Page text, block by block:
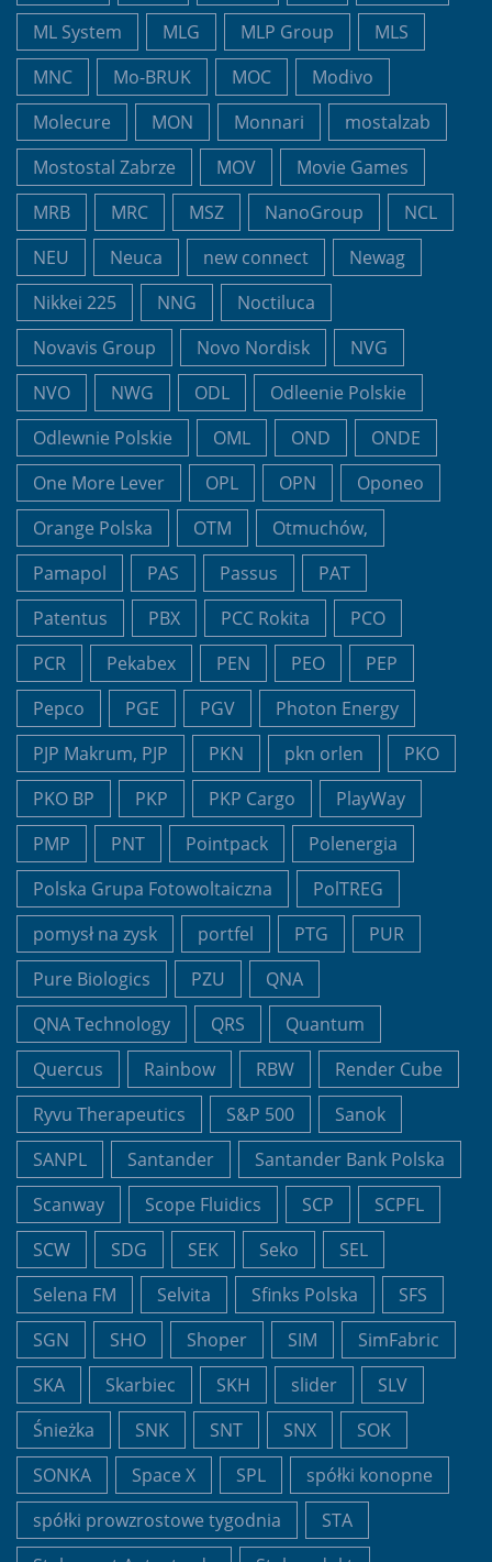
ML System
MLG MLP Group
MLS
MNC
Mo-BRUK MOC
Modivo
Molecure
MON Monnari
mostalzab
Mostostal Zabrze
MOV
Movie Games
MRB
MRC MSZ NanoGroup
NCL
NEU
Neuca new connect
Newag
Nikkei 225
NNG
Noctiluca
Novavis Group
Novo Nordisk
NVG
NVO
NWG ODL
Odleenie Polskie
Odlewnie Polskie
OML OND
ONDE
One More Lever
OPL OPN
Oponeo
Orange Polska
OTM
Otmuchów,
Pamapol
PAS Passus
PAT
Patentus
PBX PCC Rokita
PCO
PCR
Pekabex PEN PEO
PEP
Pepco
PGE PGV
Photon Energy
PJP Makrum, PJP
PKN pkn orlen
PKO
PKO BP
PKP PKP Cargo
PlayWay
PMP
PNT Pointpack
Polenergia
Polska Grupa Fotowoltaiczna
PolTREG
pomysł na zysk
portfel PTG
PUR
Pure Biologics
PZU
QNA
QNA Technology
QRS
Quantum
Quercus
Rainbow RBW
Render Cube
Ryvu Therapeutics
S&P 500
Sanok
SANPL
Santander
Santander Bank Polska
Scanway
Scope Fluidics SCP
SCPFL
SCW
SDG SEK Seko
SEL
Selena FM
Selvita Sfinks Polska
SFS
SGN
SHO Shoper SIM
SimFabric
SKA
Skarbiec SKH slider
SLV
Śnieżka
SNK SNT SNX
SOK
SONKA
Space X SPL
spółki konopne
spółki prowzrostowe tygodnia
STA